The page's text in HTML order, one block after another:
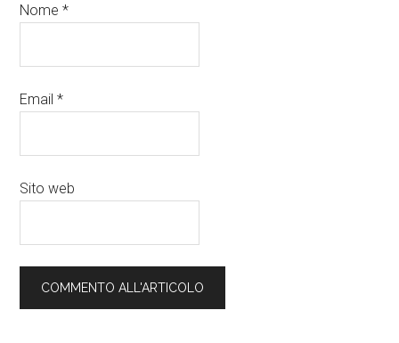
Nome*
Email*
Sito web